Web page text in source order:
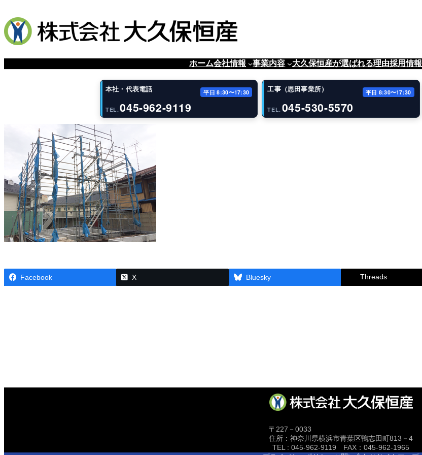
容
を
ス
プ
ホーム会社情報 事業内容 大久保恒産が選ばれる理由採用情報
本社・代表電話 平日 8:30〜17:30
TEL.045-962-9119
工事（恩田事業所） 平日 8:30〜17:30
TEL. 045-530-5570
Facebook X Bluesky Threads
〒227－0033
住所：神奈川県横浜市青葉区鴨志田町813－4
TEL : 045-962-9119 FAX：045-962-1965